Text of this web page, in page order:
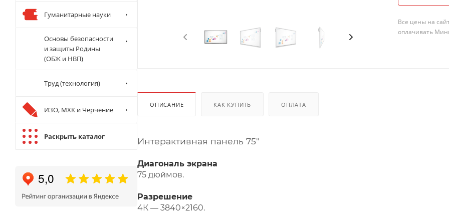
Все цены на
оплачивать
ОПИСАНИЕ КАК КУПИТЬ ОПЛАТА
Интерактивная панель 75″
Диагональ экрана
75 дюймов.
Разрешение
4К — 3840×2160.
Гуманитарные науки
Основы безопасности
и защиты Родины
(ОБЖ и НВП)
Труд (технология)
ИЗО, МХК и Черчение
Раскрыть каталог